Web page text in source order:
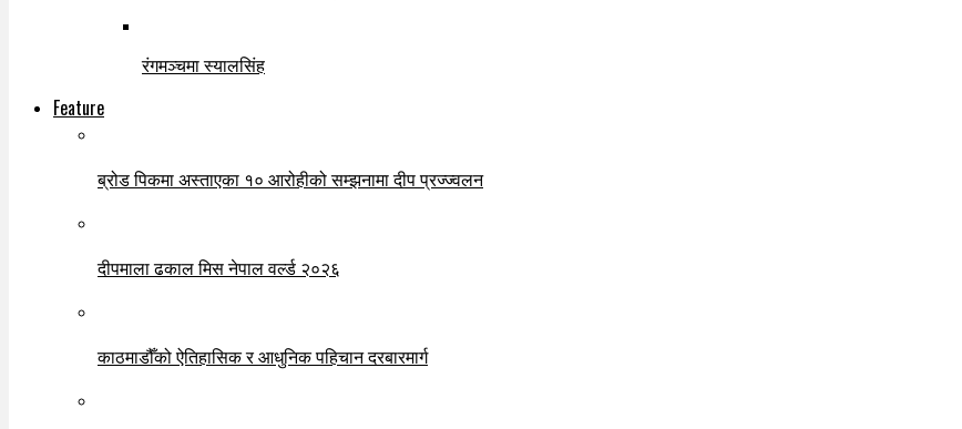
रंगमञ्चमा स्यालसिंह
Feature
ब्रोड पिकमा अस्ताएका १० आरोहीको सम्झनामा दीप प्रज्ज्वलन
दीपमाला ढकाल मिस नेपाल वर्ल्ड २०२६
काठमाडौँको ऐतिहासिक र आधुनिक पहिचान दरबारमार्ग